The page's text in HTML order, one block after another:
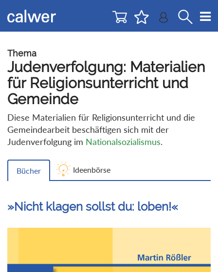
zur
Navigation
zum
Inhalt
Thema
Judenverfolgung: Materialien
für Religionsunterricht und
Gemeinde
Diese Materialien für Religionsunterricht und die
Gemeindearbeit beschäftigen sich mit der
Judenverfolgung im Nationalsozialismus.
Bücher Ideenbörse
»Nicht klagen sollst du: loben!«